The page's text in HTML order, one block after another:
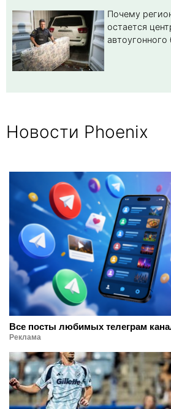
Почему
остается
автоугонного
Новости Phoenix
Все посты любимых телеграм
Реклама